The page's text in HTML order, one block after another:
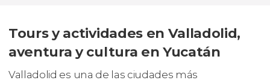
Tours y actividades en Valladolid,
aventura y cultura en Yucatán
Valladolid es una de las ciudades más